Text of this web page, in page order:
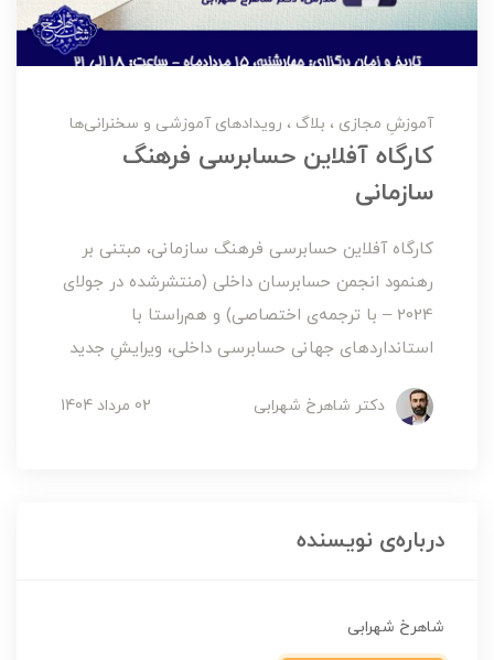
آموزشِ مجازی بلاگ رویدادهای آموزشی و سخنرانی‌ها
کارگاه آفلاین حسابرسی فرهنگ
سازمانی
کارگاه آفلاین حسابرسی فرهنگ سازمانی، مبتنی بر
رهنمود انجمن حسابرسان داخلی (منتشرشده در جولای
2024 – با ترجمه‌ی اختصاصی) و هم‌راستا با
استانداردهای جهانی حسابرسی داخلی، ویرایشِ جدید
دکتر شاهرخ شهرابی 02 مرداد 1404
درباره‌ی نویسنده
شاهرخ شهرابی